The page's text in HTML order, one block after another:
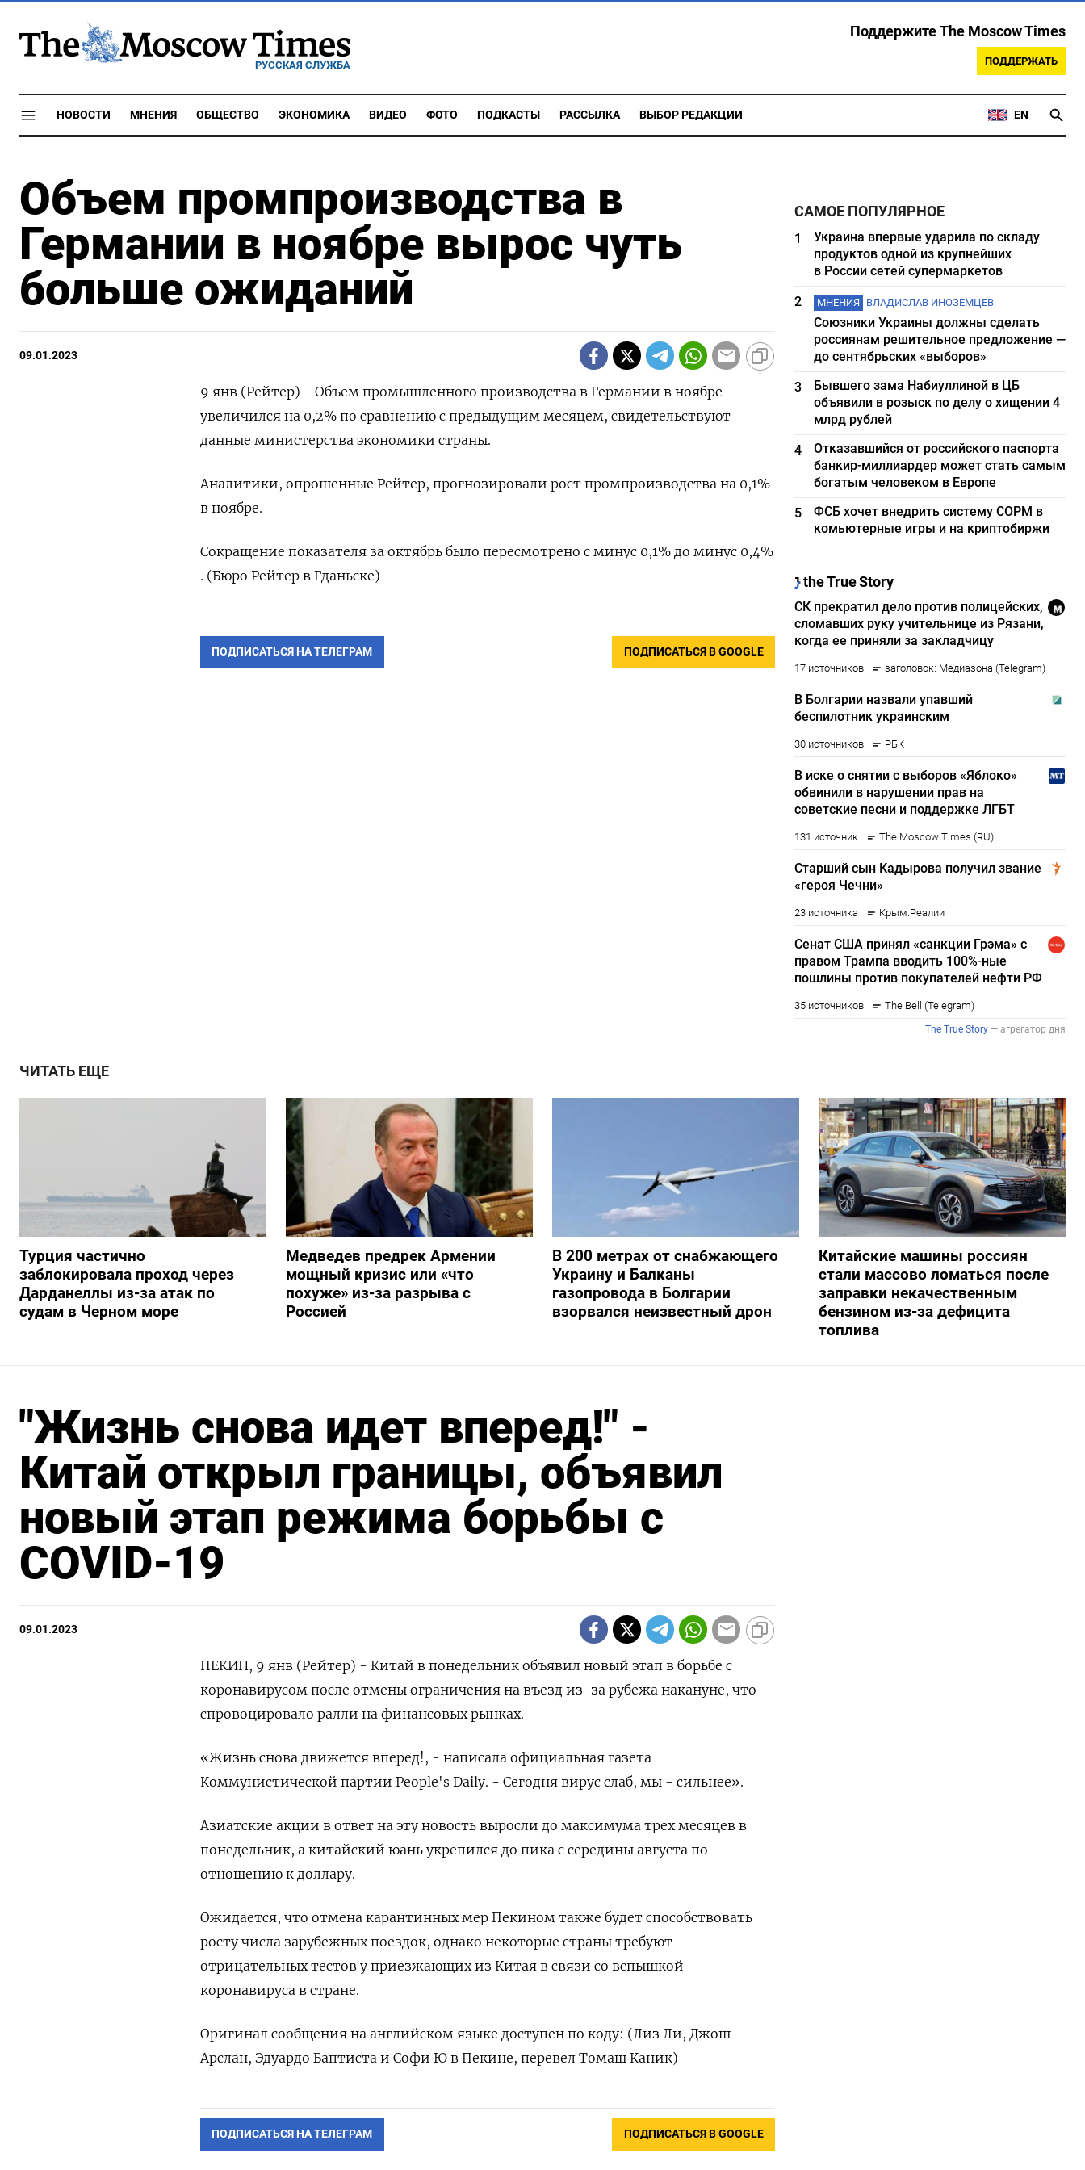
РУССКАЯ СЛУЖБА
Поддержите The Moscow Times
ПОДДЕРЖАТЬ
НОВОСТИ МНЕНИЯ ОБЩЕСТВО ЭКОНОМИКА ВИДЕО ФОТО ПОДКАСТЫ РАССЫЛКА ВЫБОР РЕДАКЦИИ EN
Объем промпроизводства в
Германии в ноябре вырос чуть
больше ожиданий
09.01.2023
9 янв (Рейтер) - Объем промышленного производства в Германии в ноябре
увеличился на 0,2​%​​​ по сравнению с предыдущим месяцем, свидетельствуют
данные министерства экономики страны.
Аналитики, опрошенные Рейтер, прогнозировали рост промпроизводства на 0,1%​​
в ноябре.
Сокращение показателя за октябрь было пересмотрено с минус 0,1% до минус 0,4%​
. (Бюро Рейтер в Гданьске)
ПОДПИСАТЬСЯ НА ТЕЛЕГРАМ ПОДПИСАТЬСЯ В GOOGLE
САМОЕ ПОПУЛЯРНОЕ
1
Украина впервые ударила по складу
продуктов одной из крупнейших
в России сетей супермаркетов
2
МНЕНИЯ ВЛАДИСЛАВ ИНОЗЕМЦЕВ
Союзники Украины должны сделать
россиянам решительное предложение —
до сентябрьских «выборов»
3
Бывшего зама Набиуллиной в ЦБ
объявили в розыск по делу о хищении 4
млрд рублей
4
Отказавшийся от российского паспорта
банкир-миллиардер может стать самым
богатым человеком в Европе
5
ФСБ хочет внедрить систему СОРМ в
комьютерные игры и на криптобиржи
ЧИТАТЬ ЕЩЕ
Турция частично
заблокировала проход через
Дарданеллы из-за атак по
судам в Черном море
Медведев предрек Армении
мощный кризис или «что
похуже» из-за разрыва с
Россией
В 200 метрах от снабжающего
Украину и Балканы
газопровода в Болгарии
взорвался неизвестный дрон
Китайские машины россиян
стали массово ломаться после
заправки некачественным
бензином из-за дефицита
топлива
"Жизнь снова идет вперед!" -
Китай открыл границы, объявил
новый этап режима борьбы с
COVID-19
09.01.2023
ПЕКИН, 9 янв (Рейтер) - Китай в понедельник объявил новый этап в борьбе с
коронавирусом после отмены ограничения на въезд из-за рубежа накануне, что
спровоцировало ралли на финансовых рынках.
«Жизнь снова движется вперед!, - написала официальная газета
Коммунистической партии People's Daily. - Сегодня вирус слаб, мы - сильнее».
Азиатские акции в ответ на эту новость выросли до максимума трех месяцев в
понедельник, а китайский юань укрепился до пика с середины августа по
отношению к доллару.
Ожидается, что отмена карантинных мер Пекином также будет способствовать
росту числа зарубежных поездок, однако некоторые страны требуют
отрицательных тестов у приезжающих из Китая в связи со вспышкой
коронавируса в стране.
Оригинал сообщения на английском языке доступен по коду: (Лиз Ли, Джош
Арслан, Эдуардо Баптиста и Софи Ю в Пекине, перевел Томаш Каник)
ПОДПИСАТЬСЯ НА ТЕЛЕГРАМ ПОДПИСАТЬСЯ В GOOGLE